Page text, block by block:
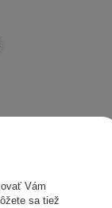
Vám
sa tiež